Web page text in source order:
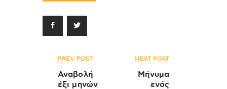
Πλοήγηση
άρθρων
PREV POST
Αναβολή
έξι μηνών
NEXT POST
Μήνυμα
ενός